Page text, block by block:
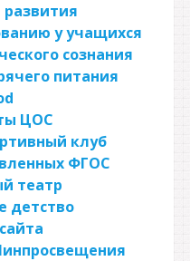
у учащихся
сознания
питания
ЦОС
клуб
ФГОС
театр
детство